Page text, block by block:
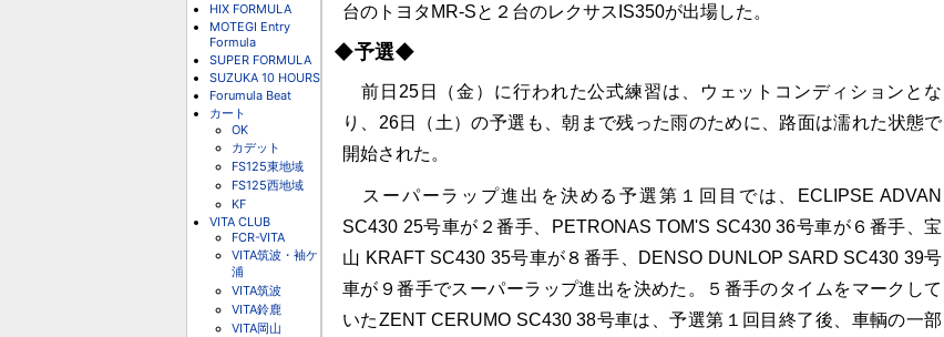
HIX FORMULA
MOTEGI Entry
Formula
SUPER FORMULA
SUZUKA 10 HOURS
Forumula Beat
カート
OK
カデット
FS125東地域
FS125西地域
KF
VITA CLUB
FCR-VITA
VITA筑波・袖ケ
浦
VITA筑波
VITA鈴鹿
VITA岡山
台のトヨタMR-Sと２台のレクサスIS350が出場した。
◆予選◆
前日25日（金）に行われた公式練習は、ウェットコンディションとな
り、26日（土）の予選も、朝まで残った雨のために、路面は濡れた状態で
開始された。
スーパーラップ進出を決める予選第１回目では、ECLIPSE ADVAN
SC430 25号車が２番手、PETRONAS TOM'S SC430 36号車が６番手、宝
山 KRAFT SC430 35号車が８番手、DENSO DUNLOP SARD SC430 39号
車が９番手でスーパーラップ進出を決めた。５番手のタイムをマークして
いたZENT CERUMO SC430 38号車は、予選第１回目終了後、車輌の一部